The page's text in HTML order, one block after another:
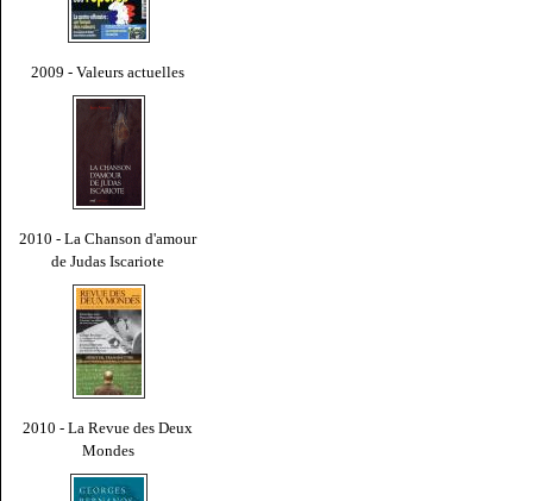
2009 - Valeurs actuelles
2010 - La Chanson d'amour
de Judas Iscariote
2010 - La Revue des Deux
Mondes